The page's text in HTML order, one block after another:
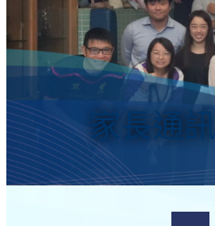
家長通訊